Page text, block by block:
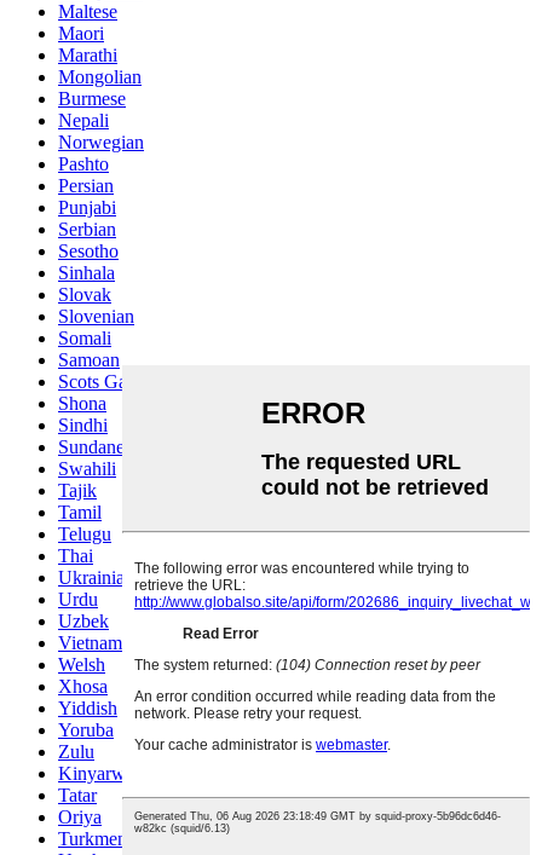
Maltese
Maori
Marathi
Mongolian
Burmese
Nepali
Norwegian
Pashto
Persian
Punjabi
Serbian
Sesotho
Sinhala
Slovak
Slovenian
Somali
Samoan
Scots Gaelic
Shona
Sindhi
Sundanese
Swahili
Tajik
Tamil
Telugu
Thai
Ukrainian
Urdu
Uzbek
Vietnamese
Welsh
Xhosa
Yiddish
Yoruba
Zulu
Kinyarwanda
Tatar
Oriya
Turkmen